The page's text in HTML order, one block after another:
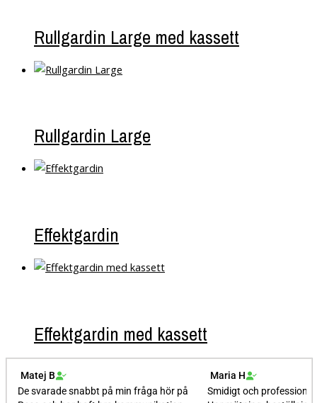
Rullgardin Large med kassett
Rullgardin Large
Effektgardin
Effektgardin med kassett